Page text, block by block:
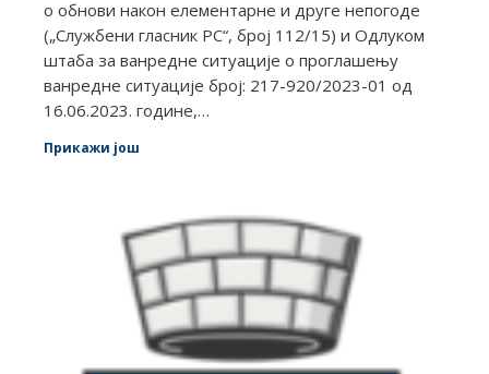
о обнови након елементарне и друге непогоде
(„Службени гласник РС“, број 112/15) и Одлуком
штаба за ванредне ситуације о проглашењу
ванредне ситуације број: 217-920/2023-01 од
16.06.2023. године,…
Прикажи још